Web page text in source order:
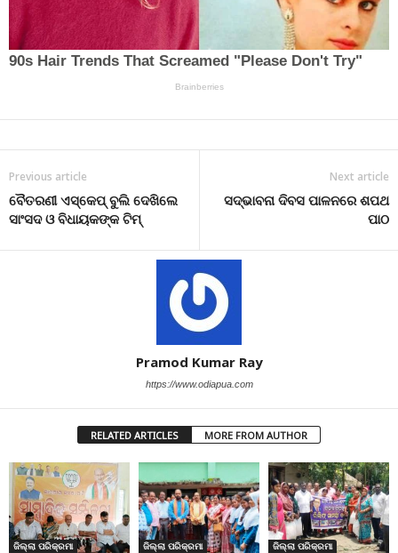
Previous article
ବୈତରଣୀ ଏସ୍‌କେପ୍ ବୁଲି ଦେଖିଲେ
ସାଂସଦ ଓ ବିଧାୟକଙ୍କ ଟିମ୍
Next article
ସଦ୍‌ଭାବନା ଦିବସ ପାଳନରେ ଶପଥ
ପାଠ
Pramod Kumar Ray
https://www.odiapua.com
RELATED ARTICLES MORE FROM AUTHOR
ଜିଲ୍ଲା ପରିକ୍ରମା ଜିଲ୍ଲା ପରିକ୍ରମା ଜିଲ୍ଲା ପରିକ୍ରମା